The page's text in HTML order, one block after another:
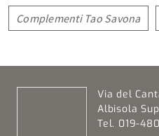
Complementi Tao Savona
Via del
Albisola
Tel. 019-